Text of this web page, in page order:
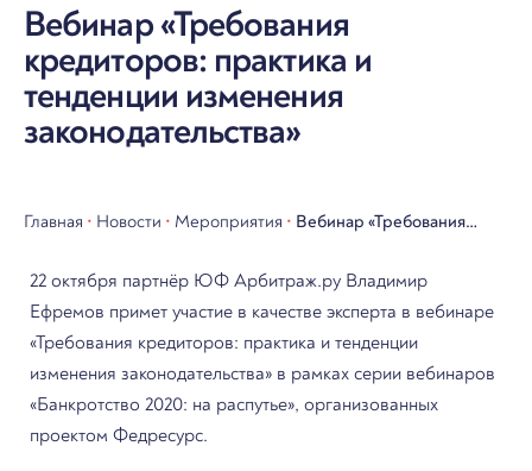
Вебинар «Требования
кредиторов: практика и
тенденции изменения
законодательства»
Главная • Новости • Мероприятия • Вебинар «Требования
тенденции изменения
законодательства»
22 октября партнёр ЮФ Арбитраж.ру Владимир
Ефремов примет участие в качестве эксперта в вебинаре
«Требования кредиторов: практика и тенденции
изменения законодательства» в рамках серии вебинаров
«Банкротство 2020: на распутье», организованных
проектом Федресурс.